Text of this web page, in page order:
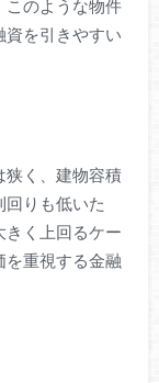
このような物件
資を引きやすい
狭く、建物容積
りも低いた
きく上回るケー
を重視する金融